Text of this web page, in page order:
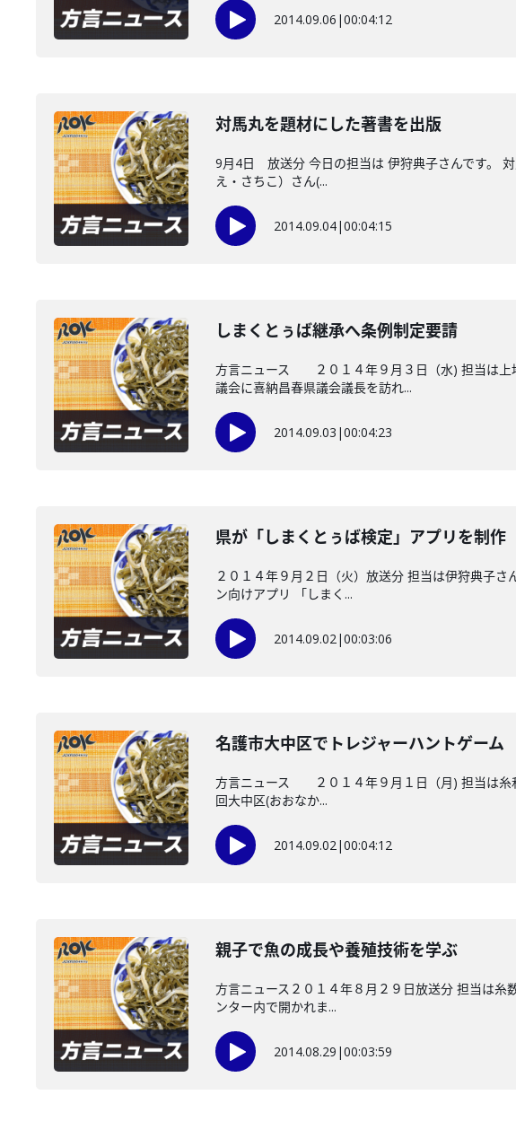
2014.09.06 |00:04:12
対馬丸を題材にした著書を出版
9月4日 放送分 今日の担当は 伊狩典子さんです。
え・さちこ）さん(...
2014.09.04|00:04:15
しまくとぅば継承へ条例制定要請
方言ニュース ２０１４年９月３日（水) 担当は上
議会に喜納昌春県議会議長を訪れ...
2014.09.03 |00:04:23
県が「しまくとぅば検定」アプリを制作
２０１４年９月２日（火）放送分 担当は伊狩典子
ン向けアプリ 「しまく...
2014.09.02|00:03:06
名護市大中区でトレジャーハントゲーム
方言ニュース ２０１４年９月１日（月) 担当は糸
回大中区(おおなか...
2014.09.02|00:04:12
親子で魚の成長や養殖技術を学ぶ
方言ニュース２０１４年８月２９日放送分 担当は
ンター内で開かれま...
2014.08.29 |00:03:59